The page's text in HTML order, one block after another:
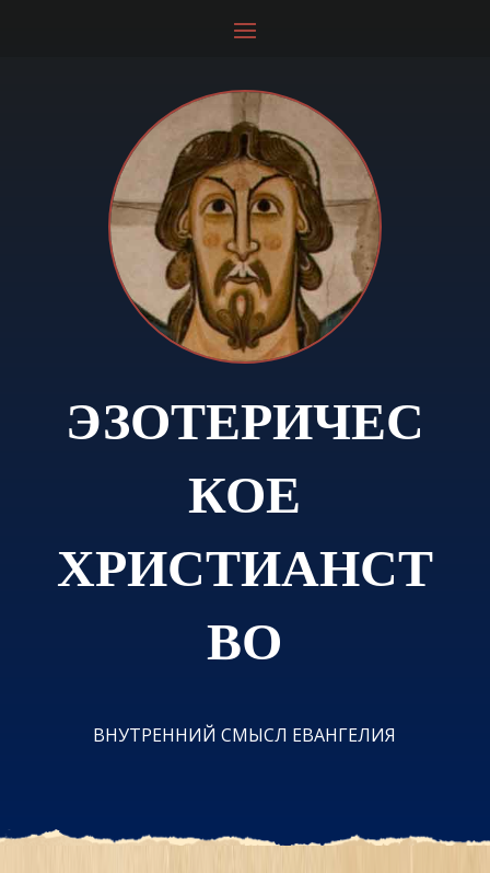
ЭЗОТЕРИЧЕС
КОЕ
ХРИСТИАНСТ
ВО
ВНУТРЕННИЙ СМЫСЛ ЕВАНГЕЛИЯ